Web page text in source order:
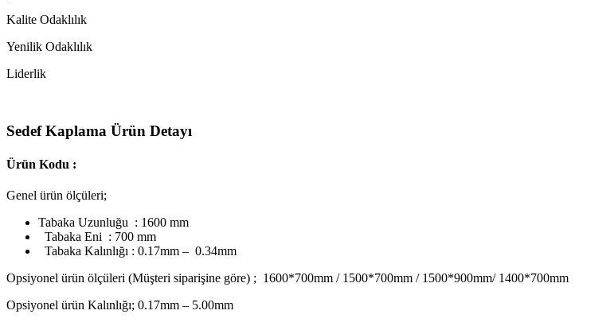
Kalite Odaklılık
Yenilik Odaklılık
Liderlik
Sedef Kaplama Ürün Detayı
Ürün Kodu :
Genel ürün ölçüleri;
Tabaka Uzunluğu : 1600 mm
Tabaka Eni : 700 mm
Tabaka Kalınlığı : 0.17mm – 0.34mm
Opsiyonel ürün ölçüleri (Müşteri siparişine göre) ; 1600*700mm / 1500*700mm / 1500*900mm/ 1400*700mm
Opsiyonel ürün Kalınlığı; 0.17mm – 5.00mm